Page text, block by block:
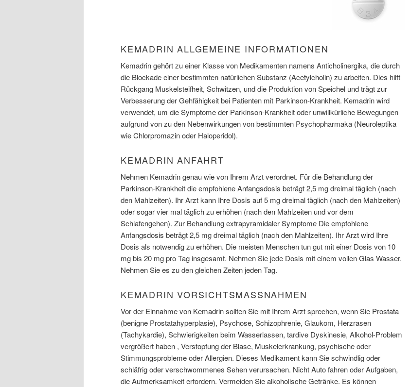
KEMADRIN ALLGEMEINE INFORMATIONEN
Kemadrin gehört zu einer Klasse von Medikamenten namens Anticholinergika, die durch
die Blockade einer bestimmten natürlichen Substanz (Acetylcholin) zu arbeiten. Dies hilft
Rückgang Muskelsteifheit, Schwitzen, und die Produktion von Speichel und trägt zur
Verbesserung der Gehfähigkeit bei Patienten mit Parkinson-Krankheit. Kemadrin wird
verwendet, um die Symptome der Parkinson-Krankheit oder unwillkürliche Bewegungen
aufgrund von zu den Nebenwirkungen von bestimmten Psychopharmaka (Neuroleptika
wie Chlorpromazin oder Haloperidol).
KEMADRIN ANFAHRT
Nehmen Kemadrin genau wie von Ihrem Arzt verordnet. Für die Behandlung der
Parkinson-Krankheit die empfohlene Anfangsdosis beträgt 2,5 mg dreimal täglich (nach
den Mahlzeiten). Ihr Arzt kann Ihre Dosis auf 5 mg dreimal täglich (nach den Mahlzeiten)
oder sogar vier mal täglich zu erhöhen (nach den Mahlzeiten und vor dem
Schlafengehen). Zur Behandlung extrapyramidaler Symptome Die empfohlene
Anfangsdosis beträgt 2,5 mg dreimal täglich (nach den Mahlzeiten). Ihr Arzt wird Ihre
Dosis als notwendig zu erhöhen. Die meisten Menschen tun gut mit einer Dosis von 10
mg bis 20 mg pro Tag insgesamt. Nehmen Sie jede Dosis mit einem vollen Glas Wasser.
Nehmen Sie es zu den gleichen Zeiten jeden Tag.
KEMADRIN VORSICHTSMASSNAHMEN
Vor der Einnahme von Kemadrin sollten Sie mit Ihrem Arzt sprechen, wenn Sie Prostata
(benigne Prostatahyperplasie), Psychose, Schizophrenie, Glaukom, Herzrasen
(Tachykardie), Schwierigkeiten beim Wasserlassen, tardive Dyskinesie, Alkohol-Problem
vergrößert haben , Verstopfung der Blase, Muskelerkrankung, psychische oder
Stimmungsprobleme oder Allergien. Dieses Medikament kann Sie schwindlig oder
schläfrig oder verschwommenes Sehen verursachen. Nicht Auto fahren oder Aufgaben,
die Aufmerksamkeit erfordern. Vermeiden Sie alkoholische Getränke. Es können